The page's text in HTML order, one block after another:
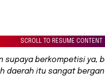
SCROLL TO RESUME CONTENT
supaya berkompetisi ya,
daerah itu sangat